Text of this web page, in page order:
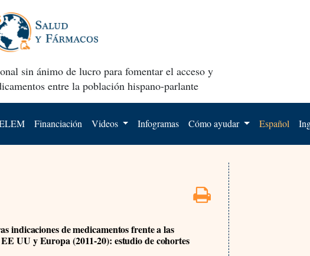
sin ánimo de lucro para fomentar el acceso y
entre la población hispano-parlante
Financiación Videos Infogramas Cómo ayudar Español
indicaciones de medicamentos frente a las
UU y Europa (2011-20): estudio de cohortes